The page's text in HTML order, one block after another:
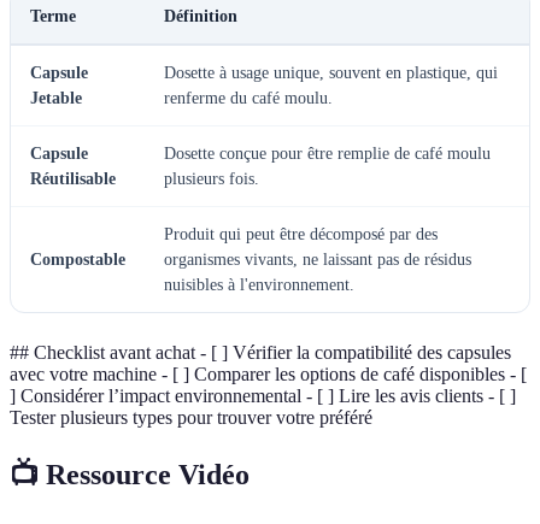
Terme Définition
Capsule
Jetable
Dosette à usage unique, souvent en plastique, qui
renferme du café moulu.
Capsule
Réutilisable
Dosette conçue pour être remplie de café moulu
plusieurs fois.
Compostable
Produit qui peut être décomposé par des
organismes vivants, ne laissant pas de résidus
nuisibles à l'environnement.
## Checklist avant achat - [ ] Vérifier la compatibilité des capsules
avec votre machine - [ ] Comparer les options de café disponibles - [
] Considérer l’impact environnemental - [ ] Lire les avis clients - [ ]
Tester plusieurs types pour trouver votre préféré
📺 Ressource Vidéo